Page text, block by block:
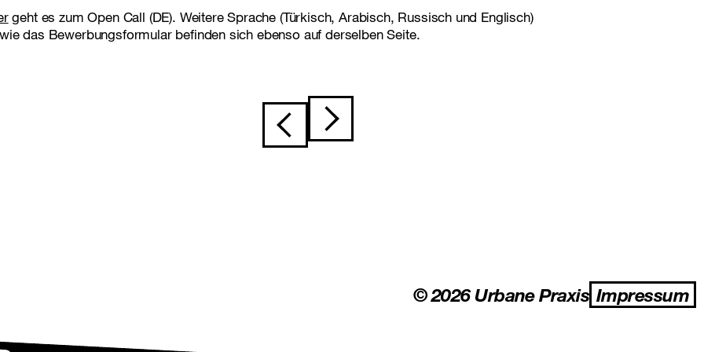
geht es zum Open Call (DE). Weitere Sprache (Türkisch, Arabisch, Russisch und Englisch)
das Bewerbungsformular befinden sich ebenso auf derselben Seite.
Beitragsnavigation
© 2026 Urbane Praxis Impressum